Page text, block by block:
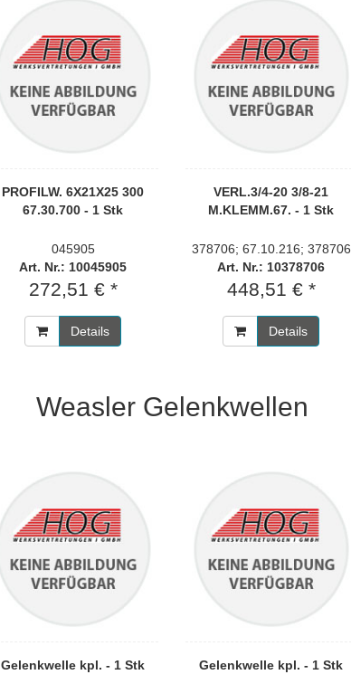
PROFILW. 6X21X25 300
67.30.700 - 1 Stk
045905
Art. Nr.: 10045905
272,51 € *
Details
VERL.3/4-20 3/8-21
M.KLEMM.67. - 1 Stk
378706; 67.10.216; 378706
Art. Nr.: 10378706
448,51 € *
Details
Weasler Gelenkwellen
Gelenkwelle kpl. - 1 Stk Gelenkwelle kpl. - 1 Stk